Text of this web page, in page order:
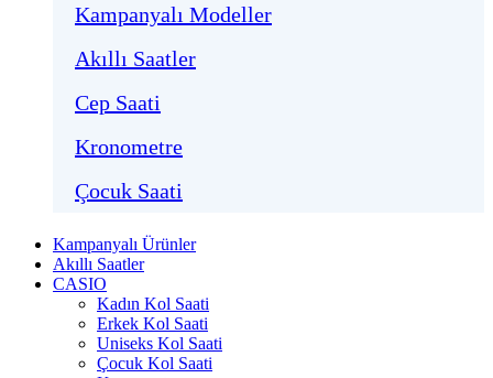
Kampanyalı Modeller
Akıllı Saatler
Cep Saati
Kronometre
Çocuk Saati
Kampanyalı Ürünler
Akıllı Saatler
CASIO
Kadın Kol Saati
Erkek Kol Saati
Uniseks Kol Saati
Çocuk Kol Saati